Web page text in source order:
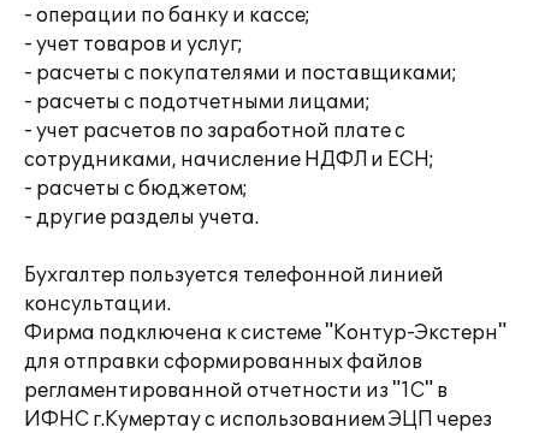
- операции по банку и кассе;
- учет товаров и услуг;
- расчеты с покупателями и поставщиками;
- расчеты с подотчетными лицами;
- учет расчетов по заработной плате с
сотрудниками, начисление НДФЛ и ЕСН;
- расчеты с бюджетом;
- другие разделы учета.
Бухгалтер пользуется телефонной линией
консультации.
Фирма подключена к системе "Контур-Экстерн"
для отправки сформированных файлов
регламентированной отчетности из "1С" в
ИФНС г.Кумертау с использованием ЭЦП через